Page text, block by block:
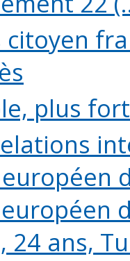
citoyen
plus
24 ans,